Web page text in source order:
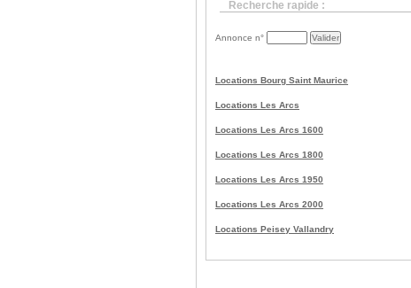
Recherche rapide :
Annonce n°
Locations Bourg Saint Maurice
Locations Les Arcs
Locations Les Arcs 1600
Locations Les Arcs 1800
Locations Les Arcs 1950
Locations Les Arcs 2000
Locations Peisey Vallandry